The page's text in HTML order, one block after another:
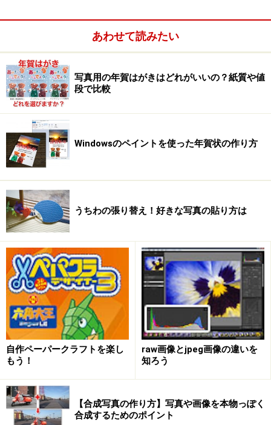
のオブジェクトを参考にして、家の基本形を作ります。
長方形の接地面を作り、面を上に伸ばして直方体にしま
す。
［Rectangle（長方形）］ツールでドラッグして家を設
置する範囲を作ります。
［Push/Pull
（押す/引く）］ツールで面を上にドラッグ
します。すると直方体ができあがります。
あわせて読みたい
写真用の年賀はがきはどれがいいの？紙質や値
段で比較
Windowsのペイントを使った年賀状の作り方
うちわの張り替え！好きな写真の貼り方は
自作ペーパークラフトを楽し
もう！
raw画像とjpeg画像の違いを
知ろう
【合成写真の作り方】写真や画像を本物っぽく
合成するためのポイント